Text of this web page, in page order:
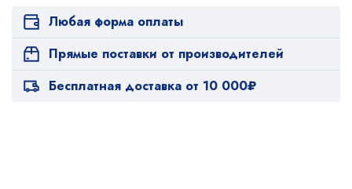
Любая форма оплаты
Прямые поставки от производителей
Бесплатная доставка от 10 000₽